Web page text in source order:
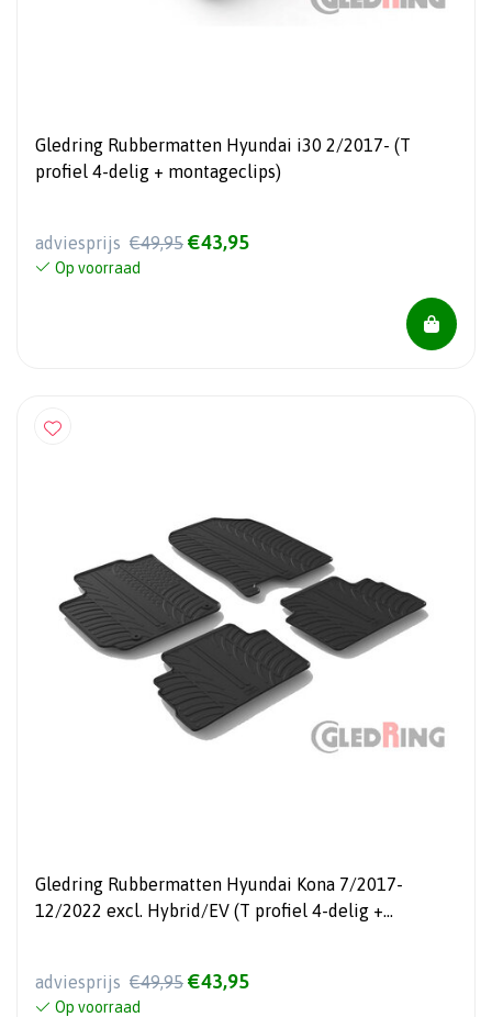
Gledring Rubbermatten Hyundai i30 2/2017- (T
profiel 4-delig + montageclips)
adviesprijs €49,95 €43,95
Op voorraad
Gledring Rubbermatten Hyundai Kona 7/2017-
12/2022 excl. Hybrid/EV (T profiel 4-delig +
adviesprijs €49,95 €43,95
Op voorraad